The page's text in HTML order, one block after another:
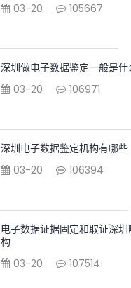
03-20
105667
深圳做电子数据鉴定一般是
03-20
106971
深圳电子数据鉴定机构有哪些
03-20
106394
电子数据证据固定和取证深
构
03-20
107514